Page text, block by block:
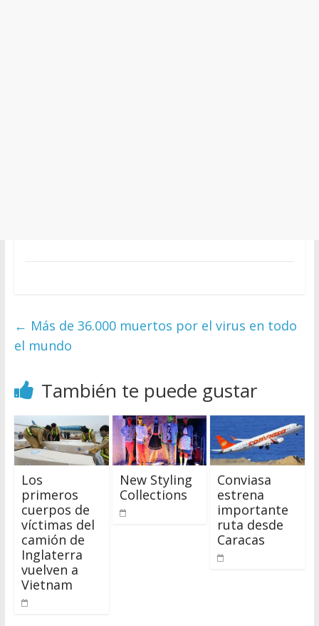
← Más de 36.000 muertos por el virus en todo
el mundo
También te puede gustar
Los
primeros
cuerpos de
víctimas del
camión de
Inglaterra
vuelven a
Vietnam
New Styling
Collections
Conviasa
estrena
importante
ruta desde
Caracas